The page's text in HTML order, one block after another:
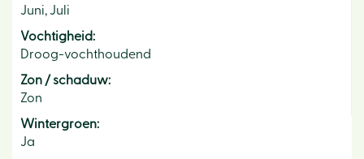
Juni, Juli
Vochtigheid:
Droog-vochthoudend
Zon / schaduw:
Zon
Wintergroen:
Ja